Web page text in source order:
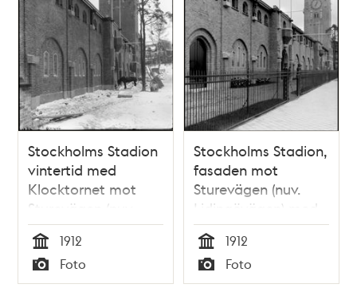
Stockholms Stadion
vintertid med
Klocktornet mot
Sturevägen (nuv.
Lidingövägen).
Tid
1912
Typ
Foto
Stockholms Stadion,
fasaden mot
Sturevägen (nuv.
Lidingövägen) med
Klocktornet
Tid
1912
Typ
Foto